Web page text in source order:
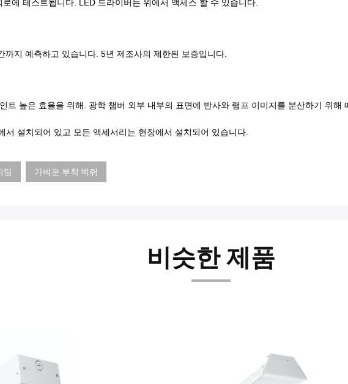
에 테스트됩니다. LED 드라이버는 위에서 액세스 할 수 있습니다.
지 예측하고 있습니다. 5년 제조사의 제한된 보증입니다.
트 높은 효율을 위해. 광학 챔버 외부 내부의 표면에 반사와 램프 이미지를 분산하기 위
서 설치되어 있고 모든 액세서리는 현장에서 설치되어 있습니다.
팅 가벼운 부착 박쥐
비슷한 제품